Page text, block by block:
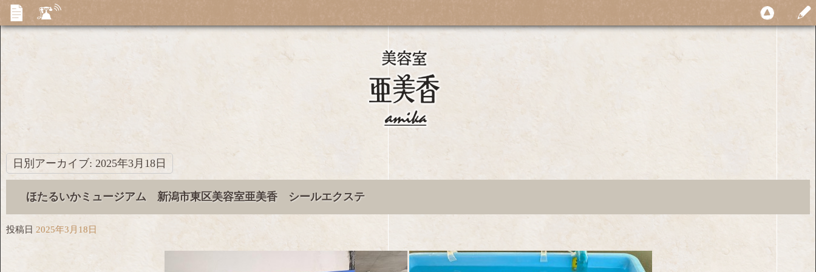
日別アーカイブ: 2025年3月18日
ほたるいかミュージアム 新潟市東区美容室亜美香 シールエクステ
投稿日 2025年3月18日